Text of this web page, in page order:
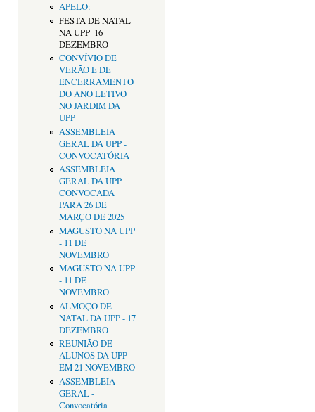
APELO:
FESTA DE NATAL
NA UPP- 16
DEZEMBRO
CONVÍVIO DE
VERÃO E DE
ENCERRAMENTO
DO ANO LETIVO
NO JARDIM DA
UPP
ASSEMBLEIA
GERAL DA UPP -
CONVOCATÓRIA
ASSEMBLEIA
GERAL DA UPP
CONVOCADA
PARA 26 DE
MARÇO DE 2025
MAGUSTO NA UPP
- 11 DE
NOVEMBRO
MAGUSTO NA UPP
- 11 DE
NOVEMBRO
ALMOÇO DE
NATAL DA UPP - 17
DEZEMBRO
REUNIÃO DE
ALUNOS DA UPP
EM 21 NOVEMBRO
ASSEMBLEIA
GERAL -
Convocatória